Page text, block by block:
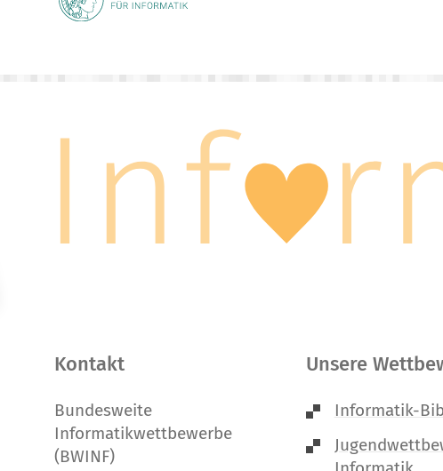
Kontakt
Bundesweite
Informatikwettbewerbe
(BWINF)
Unsere
Informatik-